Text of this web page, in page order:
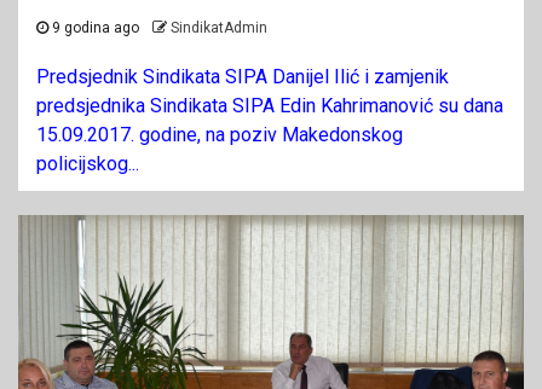
9 godina ago SindikatAdmin
Predsjednik Sindikata SIPA Danijel Ilić i zamjenik
predsjednika Sindikata SIPA Edin Kahrimanović su dana
15.09.2017. godine, na poziv Makedonskog
policijskog...